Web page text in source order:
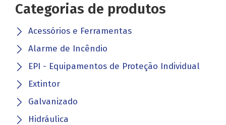
Categorias de produtos
Acessórios e Ferramentas
Alarme de Incêndio
EPI - Equipamentos de Proteção Individual
Extintor
Galvanizado
Hidráulica